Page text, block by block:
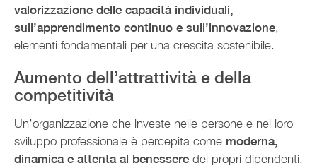
valorizzazione delle capacità individuali,
sull’apprendimento continuo e sull’innovazione,
elementi fondamentali per una crescita sostenibile.
Aumento dell’attrattività e della
competitività
Un’organizzazione che investe nelle persone e nel loro
sviluppo professionale è percepita come moderna,
dinamica e attenta al benessere dei propri dipendenti,